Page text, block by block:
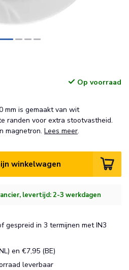
Op voorraad
mm is gemaakt van wit
randen voor extra stootvastheid.
magnetron. Lees meer.
winkelwagen
levertijd: 2-3 werkdagen
gespreid in 3 termijnen met IN3
en €7,95 (BE)
leverbaar